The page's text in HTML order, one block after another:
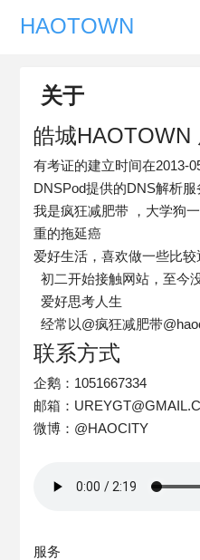
HAOTOWN
关于
皓城HAOTOWN
有考证的建立时间在2013-
DNSPod提供的DNS解析
我是疯狂减肥带 ，大学狗
重的拖延癌
爱好生活，喜欢做一些比
初二开始接触网站，至今
爱好思考人生
经常以@疯狂减肥带
联系方式
企鹅：1051667334
邮箱：
微博：@HAOCITY
服务